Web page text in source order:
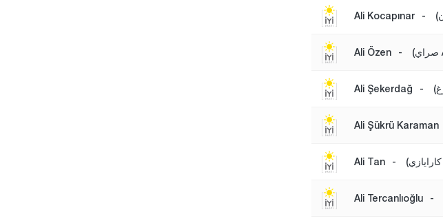
Ali Kocapınar -
Ali Özen -
Ali Şekerdağ -
Ali Şükrü Karaman
Ali Tan -
Ali Tercanlıoğlu -